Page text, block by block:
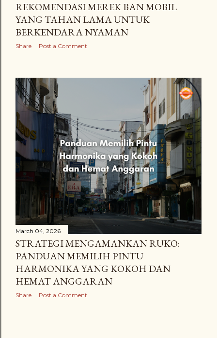
REKOMENDASI MEREK BAN MOBIL
YANG TAHAN LAMA UNTUK
BERKENDARA NYAMAN
Share Post a Comment
March 04, 2026
STRATEGI MENGAMANKAN RUKO:
PANDUAN MEMILIH PINTU
HARMONIKA YANG KOKOH DAN
HEMAT ANGGARAN
Share Post a Comment